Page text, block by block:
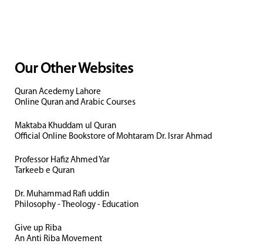
Our Other Websites
Quran Acedemy Lahore
Online Quran and Arabic Courses
Maktaba Khuddam ul Quran
Official Online Bookstore of Mohtaram Dr. Israr Ahmad
Professor Hafiz Ahmed Yar
Tarkeeb e Quran
Dr. Muhammad Rafi uddin
Philosophy - Theology - Education
Give up Riba
An Anti Riba Movement